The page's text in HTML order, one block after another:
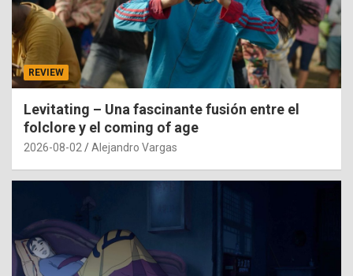
REVIEW
Levitating – Una fascinante fusión entre el
folclore y el coming of age
2026-08-02 Alejandro Vargas